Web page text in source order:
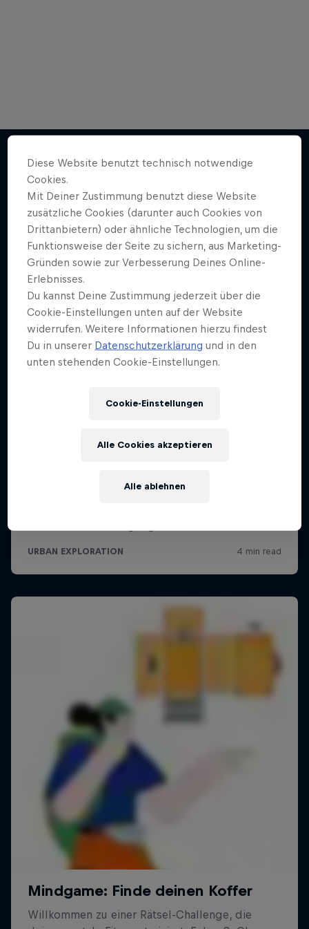
Mehr aus der Welt von The Red
Bulletin
Diese Website benutzt technisch notwendige
Cookies.
Mit Deiner Zustimmung benutzt diese Website
zusätzliche Cookies (darunter auch Cookies von
Drittanbietern) oder ähnliche Technologien, um die
Funktionsweise der Seite zu sichern, aus Marketing-
Gründen sowie zur Verbesserung Deines Online-
Erlebnisses.
Du kannst Deine Zustimmung jederzeit über die
Cookie-Einstellungen unten auf der Website
widerrufen. Weitere Informationen hierzu findest
Du in unserer Datenschutzerklärung und in den
unten stehenden Cookie-Einstellungen.
Cookie-Einstellungen
Alle ablehnen
Alle Cookies akzeptieren